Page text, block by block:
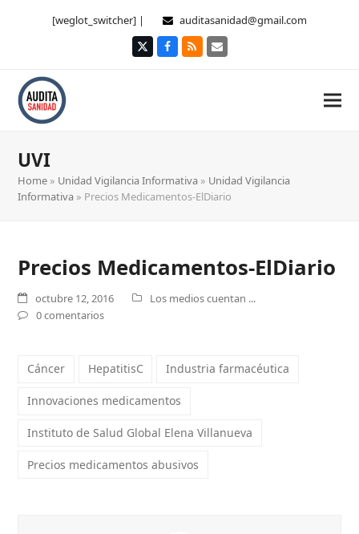
[weglot_switcher] | auditasanidad@gmail.com
TwitterFacebook
RSS Correo
UVI
Home » Unidad Vigilancia Informativa » Unidad Vigilancia
Informativa » Precios Medicamentos-ElDiario
Precios Medicamentos-ElDiario
octubre 12, 2016
Los medios cuentan ...
0 comentarios
Cáncer HepatitisC Industria farmacéutica
Innovaciones medicamentos
Instituto de Salud Global Elena Villanueva
Precios medicamentos abusivos